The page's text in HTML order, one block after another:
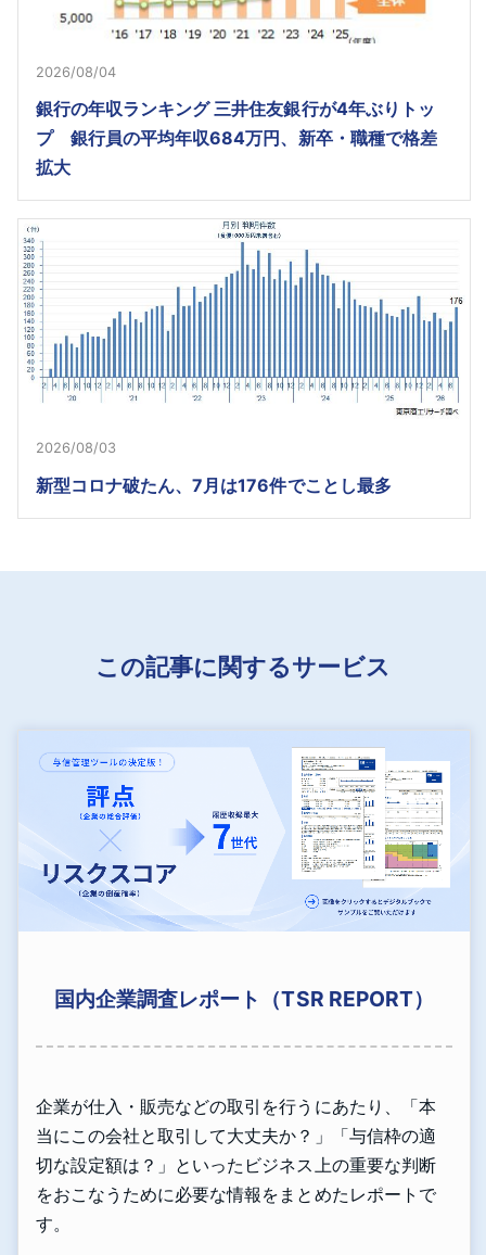
2026/08/04
銀行の年収ランキング 三井住友銀行が4年ぶりトッ
プ 銀行員の平均年収684万円、新卒・職種で格差
拡大
2026/08/03
新型コロナ破たん、7月は176件でことし最多
この記事に関するサービス
国内企業調査レポート（TSR REPORT）
企業が仕入・販売などの取引を行うにあたり、「本
当にこの会社と取引して大丈夫か？」「与信枠の適
切な設定額は？」といったビジネス上の重要な判断
をおこなうために必要な情報をまとめたレポートで
す。